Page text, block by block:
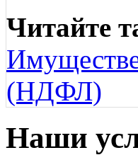
Читайте
(НДФЛ)
Наши